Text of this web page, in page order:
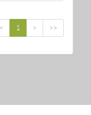
< 1 > >>